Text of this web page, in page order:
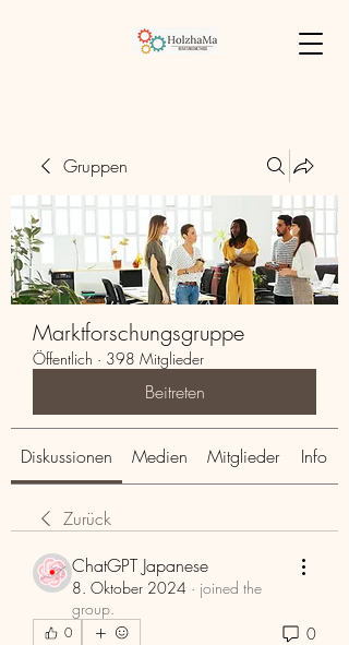
Gruppen
Marktforschungsgruppe
Öffentlich · 398 Mitglieder
Beitreten
Diskussionen Medien Mitglieder Info
Zurück
ChatGPT Japanese
8. Oktober 2024 · joined the
group.
0 0